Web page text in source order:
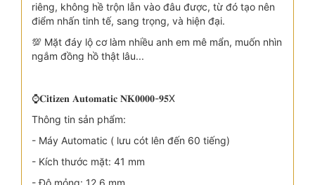
riêng, không hề trộn lẫn vào đâu được, từ đó tạo nên
điểm nhấn tinh tế, sang trọng, và hiện đại.
💯 Mặt đáy lộ cơ làm nhiều anh em mê mẩn, muốn nhìn
ngắm đồng hồ thật lâu...
⌚𝐂𝐢𝐭𝐢𝐳𝐞𝐧 𝐀𝐮𝐭𝐨𝐦𝐚𝐭𝐢𝐜 𝐍𝐊𝟎𝟎𝟎𝟎-𝟗𝟓X
Thông tin sản phẩm:
- Máy Automatic ( lưu cót lên đến 60 tiếng)
- Kích thước mặt: 41 mm